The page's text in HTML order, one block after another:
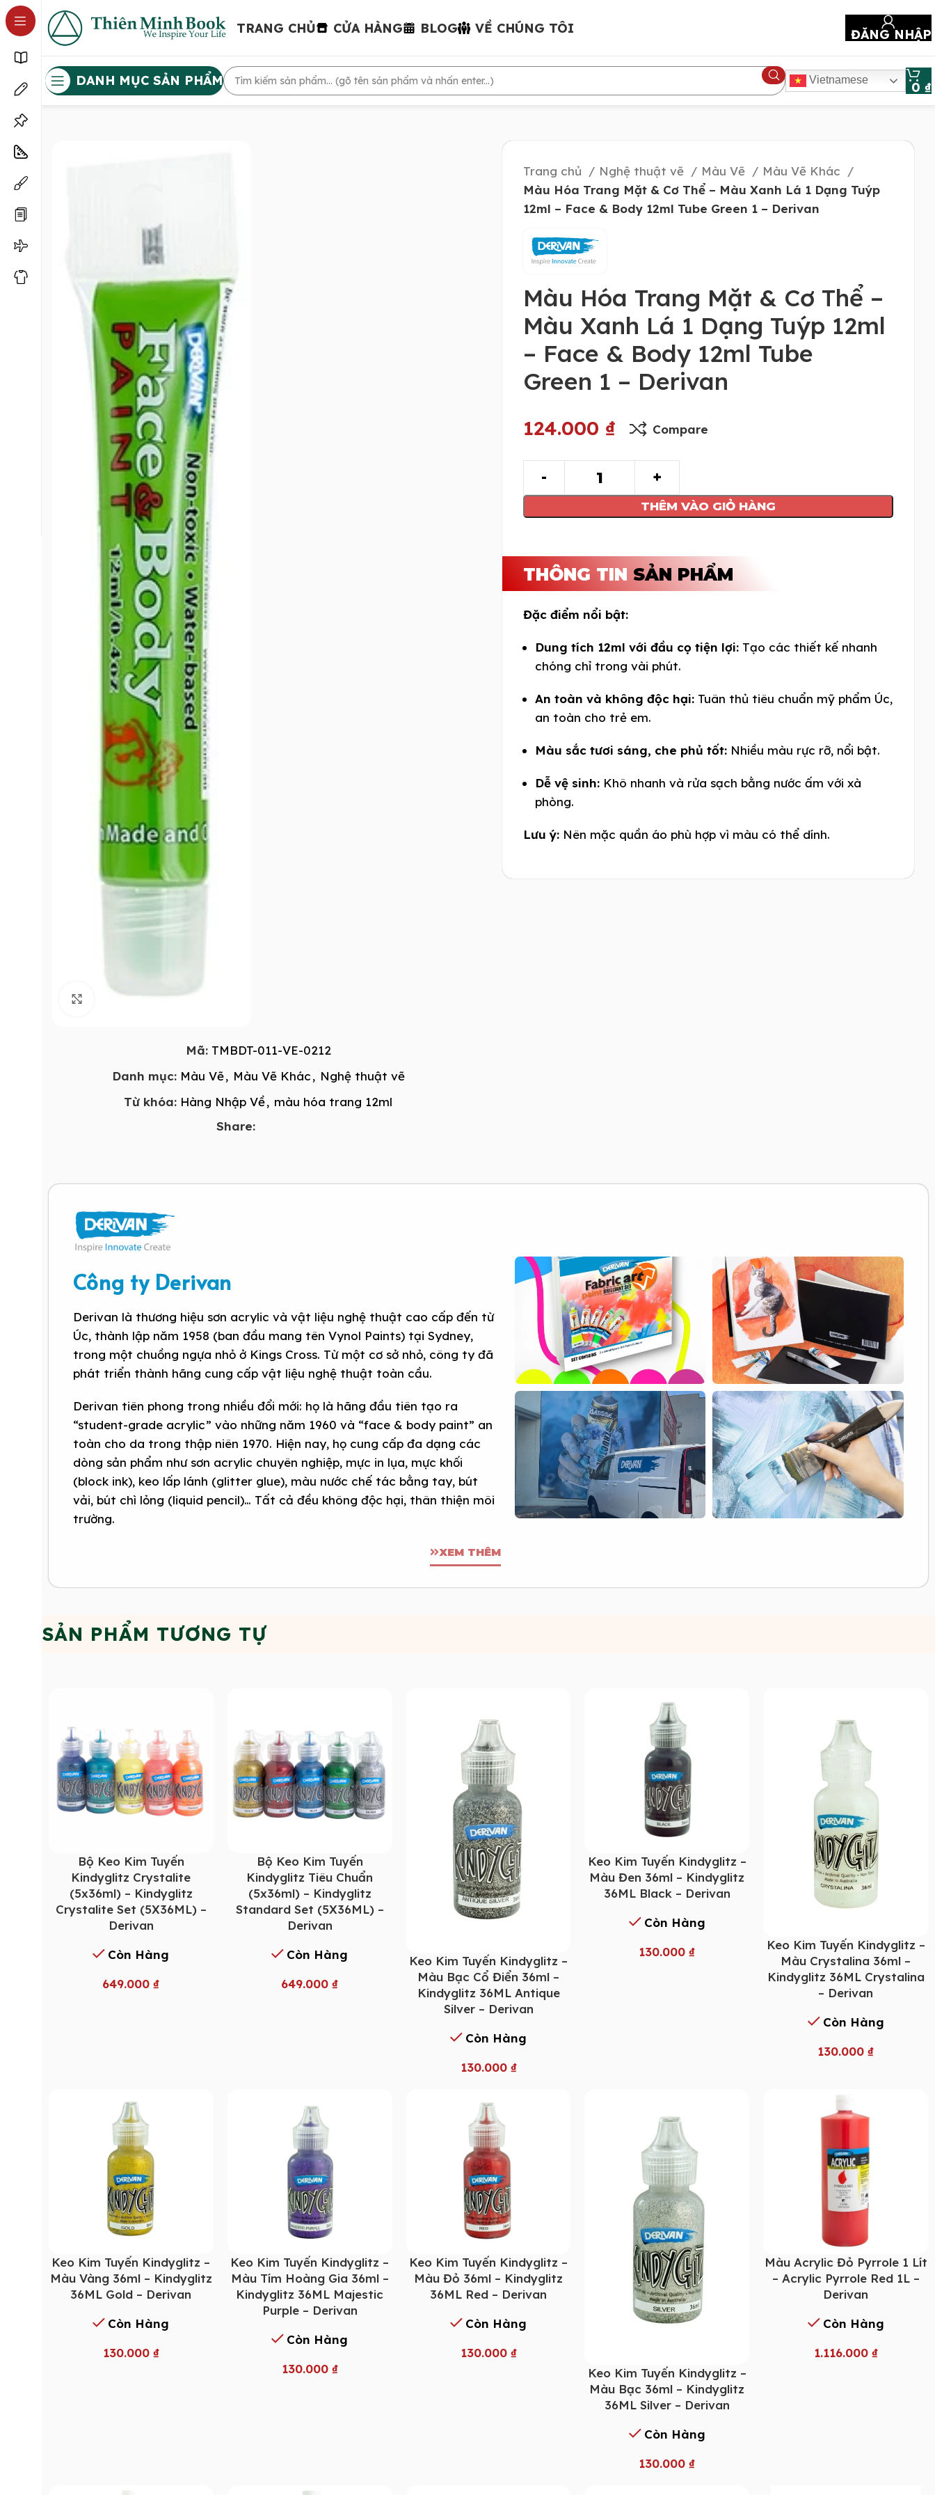
TRANG CHỦ CỬA HÀNG BLOG VỀ CHÚNG TÔI ĐĂNG NHẬP
DANH MỤC SẢN PHẨM Vietnamese 0 ₫
Click to enlarge
Mã: TMBDT-011-VE-0212
Danh mục: Màu Vẽ, Màu Vẽ Khác, Nghệ thuật vẽ
Từ khóa: Hàng Nhập Về, màu hóa trang 12ml
Share:
Trang chủ Nghệ thuật vẽ Màu Vẽ
Màu Vẽ Khác
Màu Hóa Trang Mặt & Cơ Thể – Màu Xanh Lá 1 Dạng Tuýp
12ml – Face & Body 12ml Tube Green 1 – Derivan
Màu Hóa Trang Mặt & Cơ Thể –
Màu Xanh Lá 1 Dạng Tuýp 12ml
– Face & Body 12ml Tube
Green 1 – Derivan
124.000 ₫ Compare
THÊM VÀO GIỎ HÀNG
THÔNG TIN SẢN PHẨM
Đặc điểm nổi bật:
Dung tích 12ml với đầu cọ tiện lợi: Tạo các thiết kế nhanh
chóng chỉ trong vài phút.
An toàn và không độc hại: Tuân thủ tiêu chuẩn mỹ phẩm Úc,
an toàn cho trẻ em.
Màu sắc tươi sáng, che phủ tốt: Nhiều màu rực rỡ, nổi bật.
Dễ vệ sinh: Khô nhanh và rửa sạch bằng nước ấm với xà
phòng.
Lưu ý: Nên mặc quần áo phù hợp vì màu có thể dính.
Công ty Derivan
Derivan là thương hiệu sơn acrylic và vật liệu nghệ thuật cao cấp đến từ
Úc, thành lập năm 1958 (ban đầu mang tên Vynol Paints) tại Sydney,
trong một chuồng ngựa nhỏ ở Kings Cross. Từ một cơ sở nhỏ, công ty đã
phát triển thành hãng cung cấp vật liệu nghệ thuật toàn cầu.
Derivan tiên phong trong nhiều đổi mới: họ là hãng đầu tiên tạo ra
“student-grade acrylic” vào những năm 1960 và “face & body paint” an
toàn cho da trong thập niên 1970. Hiện nay, họ cung cấp đa dạng các
dòng sản phẩm như sơn acrylic chuyên nghiệp, mực in lụa, mực khối
(block ink), keo lấp lánh (glitter glue), màu nước chế tác bằng tay, bút
vải, bút chì lỏng (liquid pencil)… Tất cả đều không độc hại, thân thiện môi
trường.
XEM THÊM
SẢN PHẨM TƯƠNG TỰ
Bộ Keo Kim Tuyến
Kindyglitz Crystalite
(5x36ml) – Kindyglitz
Crystalite Set (5X36ML) –
Derivan
Còn Hàng
649.000₫
Bộ Keo Kim Tuyến
Kindyglitz Tiêu Chuẩn
(5x36ml) – Kindyglitz
Standard Set (5X36ML) –
Derivan
Còn Hàng
649.000₫
Keo Kim Tuyến Kindyglitz –
Màu Bạc Cổ Điển 36ml –
Kindyglitz 36ML Antique
Silver – Derivan
Còn Hàng
130.000 ₫
Keo Kim Tuyến Kindyglitz –
Màu Đen 36ml – Kindyglitz
36ML Black – Derivan
Còn Hàng
130.000₫
Keo Kim Tuyến Kindyglitz –
Màu Crystalina 36ml –
Kindyglitz 36ML Crystalina
– Derivan
Còn Hàng
130.000₫
Keo Kim Tuyến Kindyglitz –
Màu Vàng 36ml – Kindyglitz
36ML Gold – Derivan
Còn Hàng
130.000 ₫
Keo Kim Tuyến Kindyglitz –
Màu Tím Hoàng Gia 36ml –
Kindyglitz 36ML Majestic
Purple – Derivan
Còn Hàng
130.000 ₫
Keo Kim Tuyến Kindyglitz –
Màu Đỏ 36ml – Kindyglitz
36ML Red – Derivan
Còn Hàng
130.000 ₫
Keo Kim Tuyến Kindyglitz –
Màu Bạc 36ml – Kindyglitz
36ML Silver – Derivan
Còn Hàng
130.000₫
Màu Acrylic Đỏ Pyrrole 1 Lít
– Acrylic Pyrrole Red 1L –
Derivan
Còn Hàng
1.116.000 ₫